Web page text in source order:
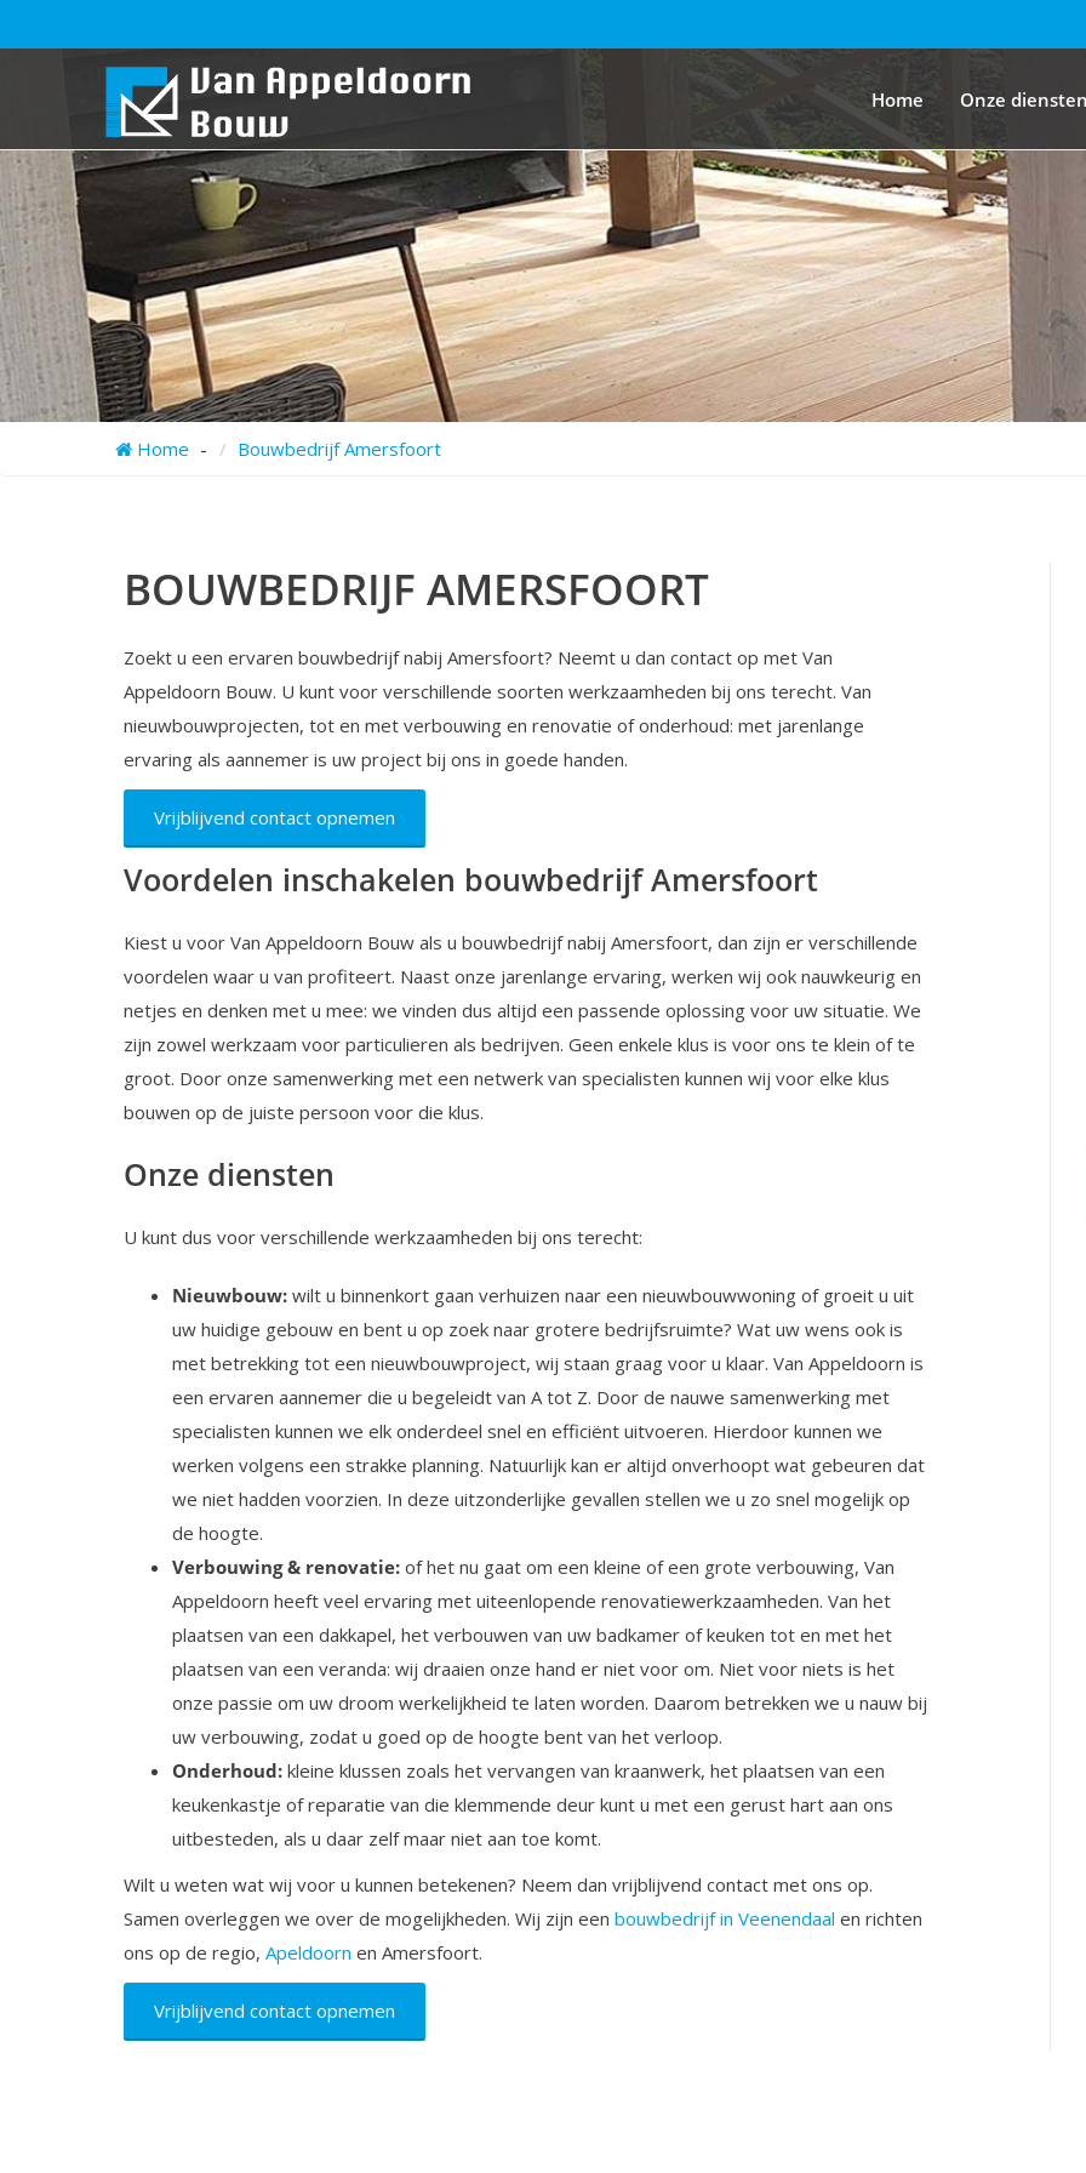
Home Onze diensten
Home Bouwbedrijf Amersfoort
BOUWBEDRIJF AMERSFOORT
Zoekt u een ervaren bouwbedrijf nabij Amersfoort? Neemt u dan contact op met Van
Appeldoorn Bouw. U kunt voor verschillende soorten werkzaamheden bij ons terecht. Van
nieuwbouwprojecten, tot en met verbouwing en renovatie of onderhoud: met jarenlange
ervaring als aannemer is uw project bij ons in goede handen.
Vrijblijvend contact opnemen
Voordelen inschakelen bouwbedrijf Amersfoort
Kiest u voor Van Appeldoorn Bouw als u bouwbedrijf nabij Amersfoort, dan zijn er verschillende
voordelen waar u van profiteert. Naast onze jarenlange ervaring, werken wij ook nauwkeurig en
netjes en denken met u mee: we vinden dus altijd een passende oplossing voor uw situatie. We
zijn zowel werkzaam voor particulieren als bedrijven. Geen enkele klus is voor ons te klein of te
groot. Door onze samenwerking met een netwerk van specialisten kunnen wij voor elke klus
bouwen op de juiste persoon voor die klus.
Onze diensten
U kunt dus voor verschillende werkzaamheden bij ons terecht:
Nieuwbouw: wilt u binnenkort gaan verhuizen naar een nieuwbouwwoning of groeit u uit
uw huidige gebouw en bent u op zoek naar grotere bedrijfsruimte? Wat uw wens ook is
met betrekking tot een nieuwbouwproject, wij staan graag voor u klaar. Van Appeldoorn is
een ervaren aannemer die u begeleidt van A tot Z. Door de nauwe samenwerking met
specialisten kunnen we elk onderdeel snel en efficiënt uitvoeren. Hierdoor kunnen we
werken volgens een strakke planning. Natuurlijk kan er altijd onverhoopt wat gebeuren dat
we niet hadden voorzien. In deze uitzonderlijke gevallen stellen we u zo snel mogelijk op
de hoogte.
Verbouwing & renovatie: of het nu gaat om een kleine of een grote verbouwing, Van
Appeldoorn heeft veel ervaring met uiteenlopende renovatiewerkzaamheden. Van het
plaatsen van een dakkapel, het verbouwen van uw badkamer of keuken tot en met het
plaatsen van een veranda: wij draaien onze hand er niet voor om. Niet voor niets is het
onze passie om uw droom werkelijkheid te laten worden. Daarom betrekken we u nauw bij
uw verbouwing, zodat u goed op de hoogte bent van het verloop.
Onderhoud: kleine klussen zoals het vervangen van kraanwerk, het plaatsen van een
keukenkastje of reparatie van die klemmende deur kunt u met een gerust hart aan ons
uitbesteden, als u daar zelf maar niet aan toe komt.
Wilt u weten wat wij voor u kunnen betekenen? Neem dan vrijblijvend contact met ons op.
Samen overleggen we over de mogelijkheden. Wij zijn een bouwbedrijf in Veenendaal en richten
ons op de regio, Apeldoorn en Amersfoort.
Vrijblijvend contact opnemen